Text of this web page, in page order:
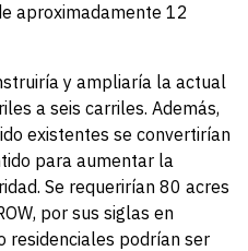
aproximadamente 12
y ampliaría la actual
a seis carriles. Además,
existentes se convertirían
para aumentar la
Se requerirían 80 acres
por sus siglas en
residenciales podrían ser